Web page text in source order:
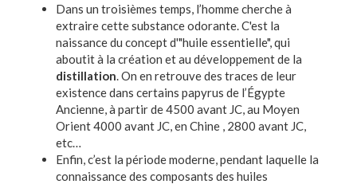
Dans un troisièmes temps, l’homme cherche à
extraire cette substance odorante. C'est la
naissance du concept d'"huile essentielle", qui
aboutit à la création et au développement de la
distillation. On en retrouve des traces de leur
existence dans certains papyrus de l’Égypte
Ancienne, à partir de 4500 avant JC, au Moyen
Orient 4000 avant JC, en Chine , 2800 avant JC,
etc…
Enfin, c’est la période moderne, pendant laquelle la
connaissance des composants des huiles